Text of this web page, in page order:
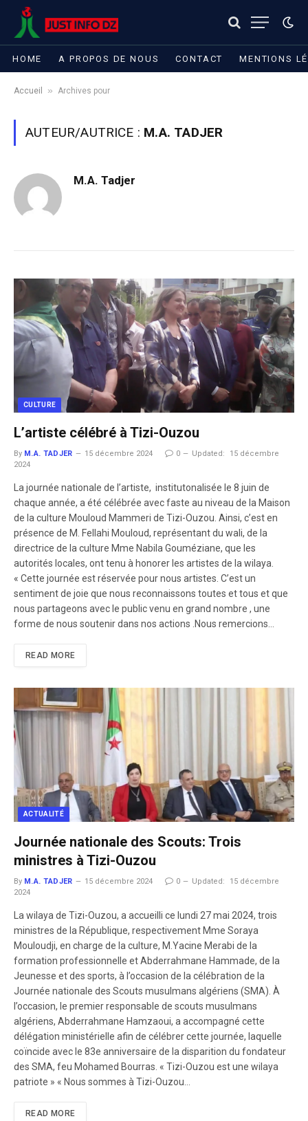
HOME A PROPOS DE NOUS CONTACT MENTIONS
Accueil » Archives pour
AUTEUR/AUTRICE : M.A. TADJER
M.A. Tadjer
CULTURE
L’artiste célébré à Tizi-Ouzou
By M.A. TADJER 15 décembre 2024 0 Updated:
15 décembre
2024
La journée nationale de l’artiste, institutonalisée le 8 juin de
chaque année, a été célébrée avec faste au niveau de la Maison
de la culture Mouloud Mammeri de Tizi-Ouzou. Ainsi, c’est en
présence de M. Fellahi Mouloud, représentant du wali, de la
directrice de la culture Mme Nabila Gouméziane, que les
autorités locales, ont tenu à honorer les artistes de la wilaya.
« Cette journée est réservée pour nous artistes. C’est un
sentiment de joie que nous reconnaissons toutes et tous et que
nous partageons avec le public venu en grand nombre , une
forme de nous soutenir dans nos actions .Nous remercions…
READ MORE
ACTUALITÉ
Journée nationale des Scouts: Trois
ministres à Tizi-Ouzou
By M.A. TADJER 15 décembre 2024 0 Updated:
15 décembre
2024
La wilaya de Tizi-Ouzou, a accueilli ce lundi 27 mai 2024, trois
ministres de la République, respectivement Mme Soraya
Mouloudji, en charge de la culture, M.Yacine Merabi de la
formation professionnelle et Abderrahmane Hammade, de la
Jeunesse et des sports, à l’occasion de la célébration de la
Journée nationale des Scouts musulmans algériens (SMA). À
l’occasion, le premier responsable de scouts musulmans
algériens, Abderrahmane Hamzaoui, a accompagné cette
délégation ministérielle afin de célébrer cette journée, laquelle
coïncide avec le 83e anniversaire de la disparition du fondateur
des SMA, feu Mohamed Bourras. « Tizi-Ouzou est une wilaya
patriote » « Nous sommes à Tizi-Ouzou…
READ MORE